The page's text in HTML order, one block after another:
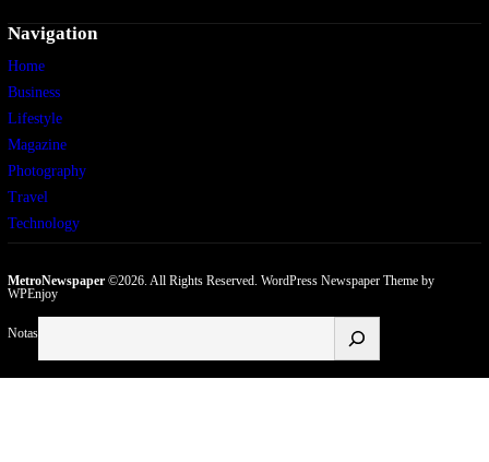
Navigation
Home
Business
Lifestyle
Magazine
Photography
Travel
Technology
MetroNewspaper©2026. All Rights Reserved. WordPress Newspaper Themeby
WPEnjoy
Notas